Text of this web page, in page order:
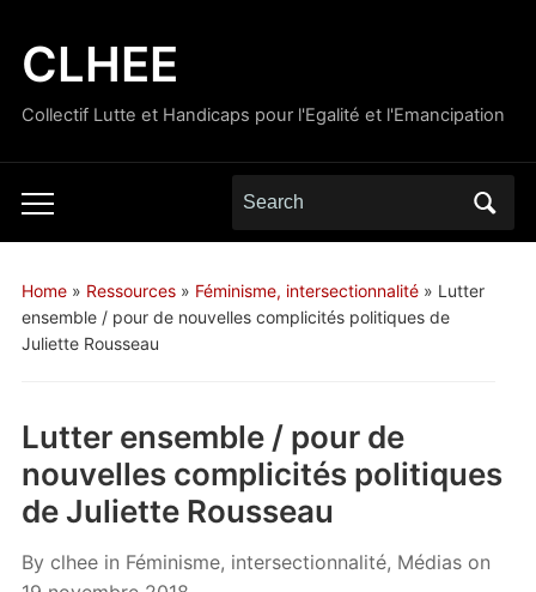
CLHEE
Collectif Lutte et Handicaps pour l'Egalité et l'Emancipation
Toggle
mobile
Search
for:
Home» Ressources» Féminisme, intersectionnalité» Lutter
ensemble / pour de nouvelles complicités politiques de
Juliette Rousseau
Lutter ensemble / pour de
nouvelles complicités politiques
de Juliette Rousseau
By clhee in Féminisme, intersectionnalité, Médiason